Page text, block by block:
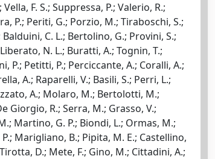
F. S.; Suppressa, P.; Valerio, R.;
P.; Periti, G.; Porzio, M.; Tiraboschi, S.;
C. L.; Bertolino, G.; Provini, S.;
N. L.; Buratti, A.; Tognin, T.;
P.; Petitti, P.; Perciccante, A.; Coralli, A.;
A.; Raparelli, V.; Basili, S.; Perri, L.;
A.; Molaro, M.; Bertolotti, M.;
Giorgio, R.; Serra, M.; Grasso, V.;
Martino, G. P.; Biondi, L.; Ormas, M.;
Marigliano, B.; Pipita, M. E.; Castellino,
D.; Mete, F.; Gino, M.; Cittadini, A.;